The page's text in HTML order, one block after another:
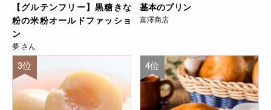
【グルテンフリー】黒糖きな
粉の米粉オールドファッショ
ン
夢 さん
基本のプリン
富澤商店
3位 4位